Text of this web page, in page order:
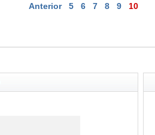
Anterior 5 6 7 8 9 10